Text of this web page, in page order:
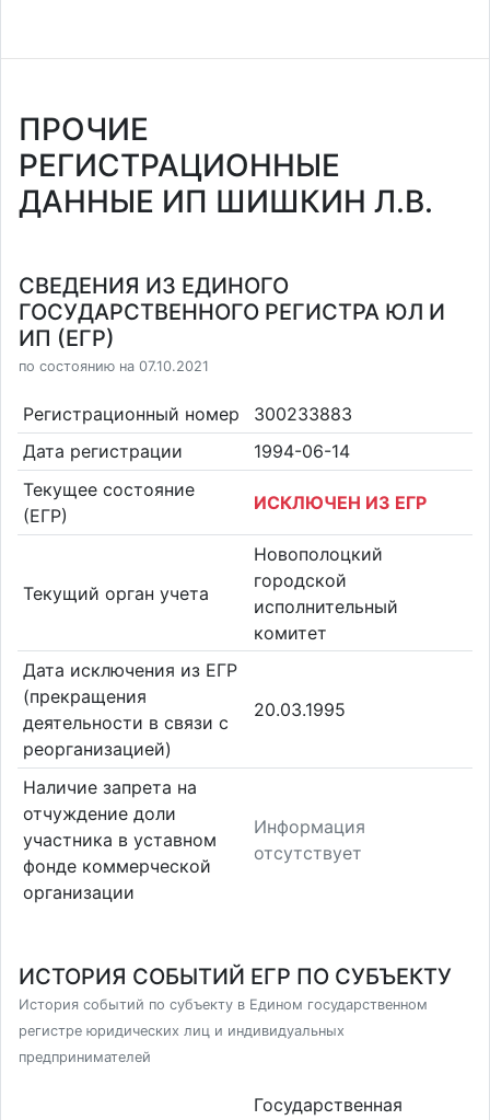
ПРОЧИЕ
РЕГИСТРАЦИОННЫЕ
ДАННЫЕ ИП ШИШКИН Л.В.
СВЕДЕНИЯ ИЗ ЕДИНОГО
ГОСУДАРСТВЕННОГО РЕГИСТРА ЮЛ И
ИП (ЕГР)
по состоянию на 07.10.2021
Регистрационный номер
300233883
Дата регистрации
1994-06-14
Текущее состояние
(ЕГР)
ИСКЛЮЧЕН ИЗ ЕГР
Текущий орган учета
Новополоцкий
городской
исполнительный
комитет
Дата исключения из ЕГР
(прекращения
деятельности в связи с
реорганизацией)
20.03.1995
Наличие запрета на
отчуждение доли
участника в уставном
фонде коммерческой
организации
Информация
отсутствует
ИСТОРИЯ СОБЫТИЙ ЕГР ПО СУБЪЕКТУ
История событий по субъекту в Едином государственном
регистре юридических лиц и индивидуальных
предпринимателей
Государственная